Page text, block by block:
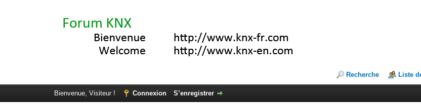
Recherche Liste
Bienvenue, Visiteur ! Connexion S’enregistrer